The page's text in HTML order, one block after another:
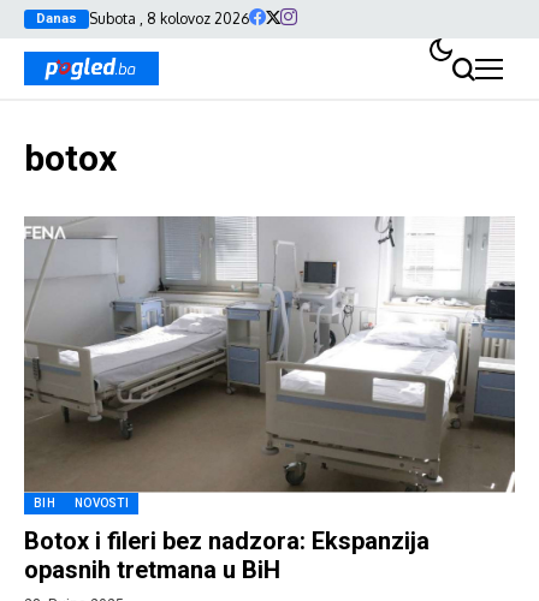
Danas Subota , 8 kolovoz 2026
botox
BIH NOVOSTI
Botox i fileri bez nadzora: Ekspanzija
opasnih tretmana u BiH